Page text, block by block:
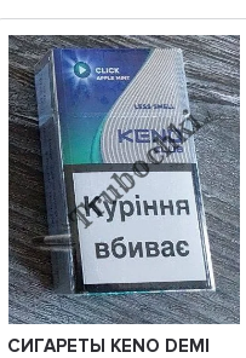
СИГАРЕТЫ KENO DEMI